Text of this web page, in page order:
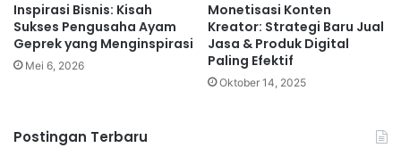
Inspirasi Bisnis: Kisah
Sukses Pengusaha Ayam
Geprek yang Menginspirasi
Mei 6, 2026
Monetisasi Konten
Kreator: Strategi Baru Jual
Jasa & Produk Digital
Paling Efektif
Oktober 14, 2025
Postingan Terbaru